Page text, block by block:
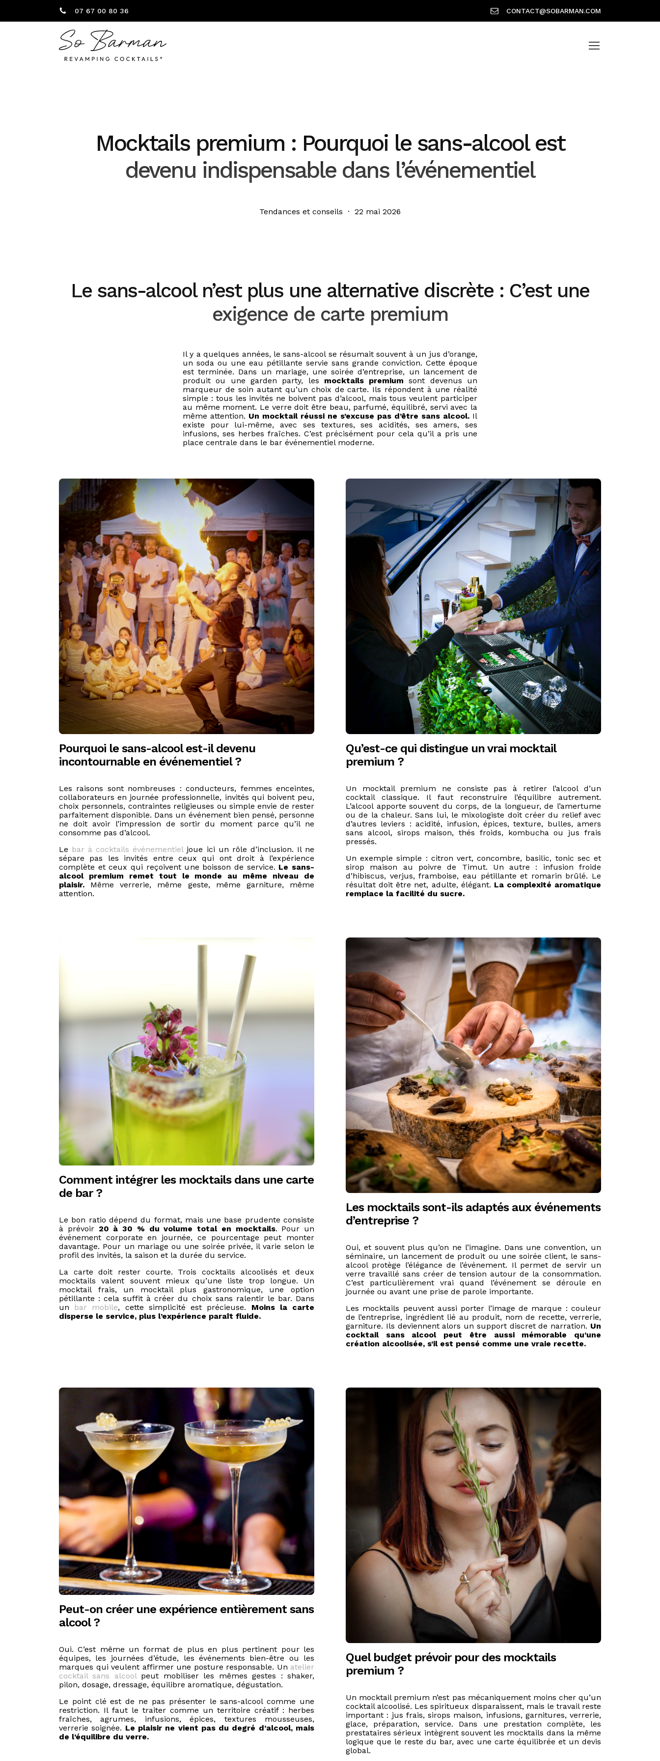
07 67 00 80 36 CONTACT@SOBARMAN.COM
Mocktails premium : Pourquoi le sans-alcool est
devenu indispensable dans l’événementiel
Tendances et conseils · 22 mai 2026
Le sans-alcool n’est plus une alternative discrète : C’est une
exigence de carte premium
Il y a quelques années, le sans-alcool se résumait souvent à un jus d’orange,
un soda ou une eau pétillante servie sans grande conviction. Cette époque
est terminée. Dans un mariage, une soirée d’entreprise, un lancement de
produit ou une garden party, les mocktails premium sont devenus un
marqueur de soin autant qu’un choix de carte. Ils répondent à une réalité
simple : tous les invités ne boivent pas d’alcool, mais tous veulent participer
au même moment. Le verre doit être beau, parfumé, équilibré, servi avec la
même attention. Un mocktail réussi ne s’excuse pas d’être sans alcool. Il
existe pour lui-même, avec ses textures, ses acidités, ses amers, ses
infusions, ses herbes fraîches. C’est précisément pour cela qu’il a pris une
place centrale dans le bar événementiel moderne.
Pourquoi le sans-alcool est-il devenu
incontournable en événementiel ?
Les raisons sont nombreuses : conducteurs, femmes enceintes,
collaborateurs en journée professionnelle, invités qui boivent peu,
choix personnels, contraintes religieuses ou simple envie de rester
parfaitement disponible. Dans un événement bien pensé, personne
ne doit avoir l’impression de sortir du moment parce qu’il ne
consomme pas d’alcool.
Le bar à cocktails événementieljoue ici un rôle d’inclusion. Il ne
sépare pas les invités entre ceux qui ont droit à l’expérience
complète et ceux qui reçoivent une boisson de service. Le sans-
alcool premium remet tout le monde au même niveau de
plaisir. Même verrerie, même geste, même garniture, même
attention.
Qu’est-ce qui distingue un vrai mocktail
premium ?
Un mocktail premium ne consiste pas à retirer l’alcool d’un
cocktail classique. Il faut reconstruire l’équilibre autrement.
L’alcool apporte souvent du corps, de la longueur, de l’amertume
ou de la chaleur. Sans lui, le mixologiste doit créer du relief avec
d’autres leviers : acidité, infusion, épices, texture, bulles, amers
sans alcool, sirops maison, thés froids, kombucha ou jus frais
pressés.
Un exemple simple : citron vert, concombre, basilic, tonic sec et
sirop maison au poivre de Timut. Un autre : infusion froide
d’hibiscus, verjus, framboise, eau pétillante et romarin brûlé. Le
résultat doit être net, adulte, élégant. La complexité aromatique
remplace la facilité du sucre.
Comment intégrer les mocktails dans une carte
de bar ?
Le bon ratio dépend du format, mais une base prudente consiste
à prévoir 20 à 30 % du volume total en mocktails. Pour un
événement corporate en journée, ce pourcentage peut monter
davantage. Pour un mariage ou une soirée privée, il varie selon le
profil des invités, la saison et la durée du service.
La carte doit rester courte. Trois cocktails alcoolisés et deux
mocktails valent souvent mieux qu’une liste trop longue. Un
mocktail frais, un mocktail plus gastronomique, une option
pétillante : cela suffit à créer du choix sans ralentir le bar. Dans
un bar mobile, cette simplicité est précieuse. Moins la carte
disperse le service, plus l’expérience paraît fluide.
Les mocktails sont-ils adaptés aux événements
d’entreprise ?
Oui, et souvent plus qu’on ne l’imagine. Dans une convention, un
séminaire, un lancement de produit ou une soirée client, le sans-
alcool protège l’élégance de l’événement. Il permet de servir un
verre travaillé sans créer de tension autour de la consommation.
C’est particulièrement vrai quand l’événement se déroule en
journée ou avant une prise de parole importante.
Les mocktails peuvent aussi porter l’image de marque : couleur
de l’entreprise, ingrédient lié au produit, nom de recette, verrerie,
garniture. Ils deviennent alors un support discret de narration. Un
cocktail sans alcool peut être aussi mémorable qu’une
création alcoolisée, s’il est pensé comme une vraie recette.
Peut-on créer une expérience entièrement sans
alcool ?
Oui. C’est même un format de plus en plus pertinent pour les
équipes, les journées d’étude, les événements bien-être ou les
marques qui veulent affirmer une posture responsable. Un atelier
cocktail sans alcoolpeut mobiliser les mêmes gestes : shaker,
pilon, dosage, dressage, équilibre aromatique, dégustation.
Le point clé est de ne pas présenter le sans-alcool comme une
restriction. Il faut le traiter comme un territoire créatif : herbes
fraîches, agrumes, infusions, épices, textures mousseuses,
verrerie soignée. Le plaisir ne vient pas du degré d’alcool, mais
de l’équilibre du verre.
Quel budget prévoir pour des mocktails
premium ?
Un mocktail premium n’est pas mécaniquement moins cher qu’un
cocktail alcoolisé. Les spiritueux disparaissent, mais le travail reste
important : jus frais, sirops maison, infusions, garnitures, verrerie,
glace, préparation, service. Dans une prestation complète, les
prestataires sérieux intègrent souvent les mocktails dans la même
logique que le reste du bar, avec une carte équilibrée et un devis
global.